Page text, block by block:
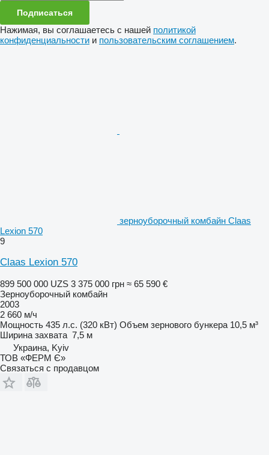
Подписаться
Нажимая, вы соглашаетесь с нашей политикой
конфиденциальности и пользовательским соглашением.
зерноуборочный комбайн Claas
Lexion 570
9
Claas Lexion 570
899 500 000 UZS 3 375 000 грн ≈ 65 590 €
Зерноуборочный комбайн
2003
2 660 м/ч
Мощность 435 л.с. (320 кВт) Объем зернового бункера 10,5 м³
Ширина захвата 7,5 м
Украина, Kyiv
ТОВ «ФЕРМ Є»
Связаться с продавцом